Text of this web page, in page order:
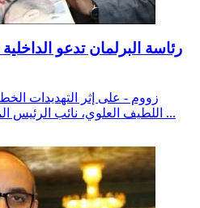
رئاسة البرلمان تدعو
زووم - على إثر التهديدات
اللطيف العلوي، نائب الرئيس المكلف بالتشريع العام، أعلنت ر ...